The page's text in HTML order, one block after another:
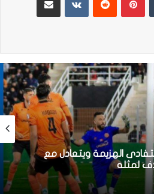
الهزيمة ويتعادل مع
لمثله